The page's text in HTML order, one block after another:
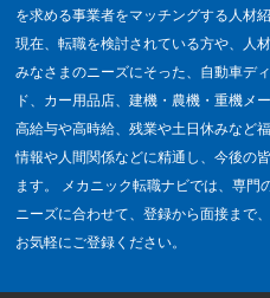
を求める事業者をマッチングする人材
現在、転職を検討されている方や、人
みなさまのニーズにそった、自動車デ
ド、カー用品店、建機・農機・重機メ
高給与や高時給、残業や土日休みなど
情報や人間関係などに精通し、今後の
ます。 メカニック転職ナビでは、専
ニーズに合わせて、登録から面接まで
お気軽にご登録ください。